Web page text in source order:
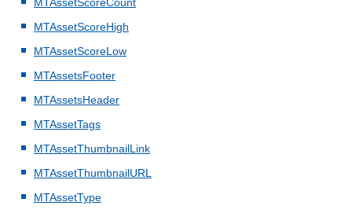
MTAssetScoreCount
MTAssetScoreHigh
MTAssetScoreLow
MTAssetsFooter
MTAssetsHeader
MTAssetTags
MTAssetThumbnailLink
MTAssetThumbnailURL
MTAssetType